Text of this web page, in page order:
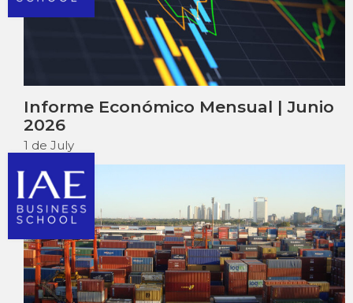
Informe Económico Mensual | Junio
2026
1 de July